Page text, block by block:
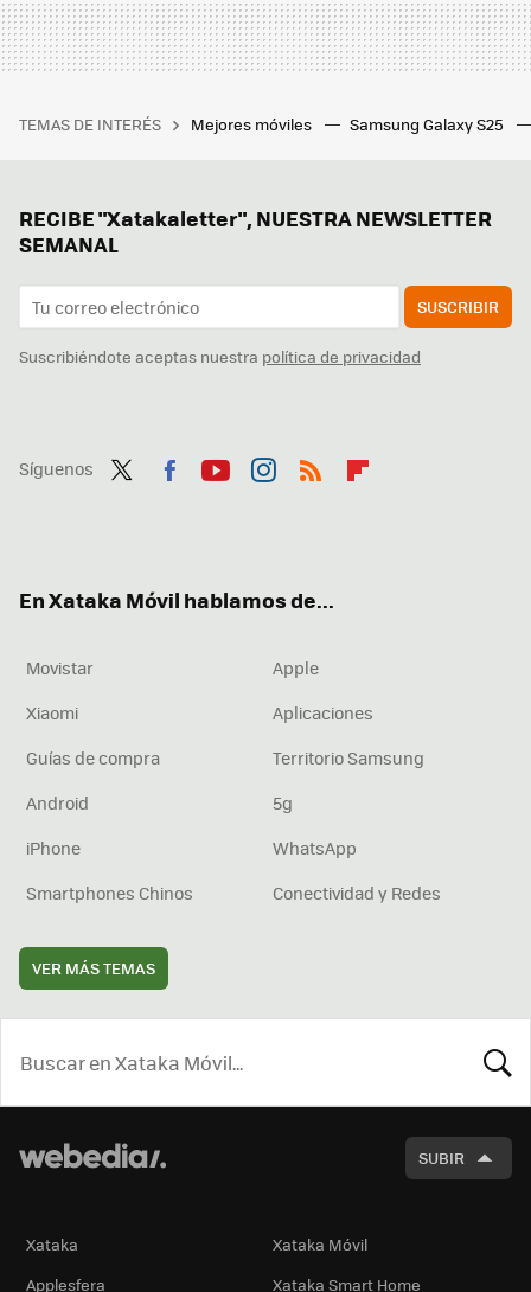
TEMAS DE INTERÉS Mejores móviles Samsung Galaxy S25
RECIBE "Xatakaletter", NUESTRA NEWSLETTER
SEMANAL
SUSCRIBIR
Suscribiéndote aceptas nuestra política de privacidad
Síguenos
En Xataka Móvil hablamos de...
Movistar
Apple
Xiaomi
Aplicaciones
Guías de compra
Territorio Samsung
Android
5g
iPhone
WhatsApp
Smartphones Chinos
Conectividad y Redes
VER MÁS TEMAS
SUBIR
Xataka
Xataka Móvil
Applesfera
Xataka Smart Home